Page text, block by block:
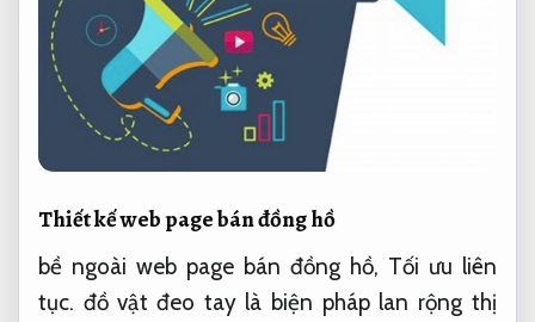
Thiết kế web page bán đồng hồ
bề ngoài web page bán đồng hồ, Tối ưu liên
tục. đồ vật đeo tay là biện pháp lan rộng thị